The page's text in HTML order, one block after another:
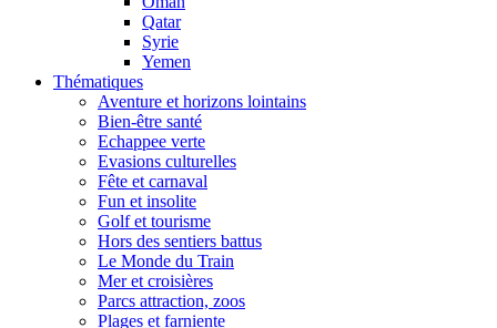
Qatar
Syrie
Yemen
Thématiques
Aventure et horizons lointains
Bien-être santé
Echappee verte
Evasions culturelles
Fête et carnaval
Fun et insolite
Golf et tourisme
Hors des sentiers battus
Le Monde du Train
Mer et croisières
Parcs attraction, zoos
Plages et farniente